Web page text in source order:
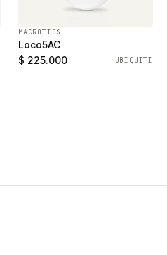
MACROTICS
Loco5AC
$ 225.000
UBIQUITI